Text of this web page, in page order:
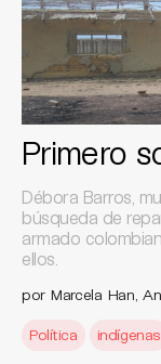
Primero
Débora Barros,
búsqueda de
armado
ellos.
por Marcela Han,
Política indígenas